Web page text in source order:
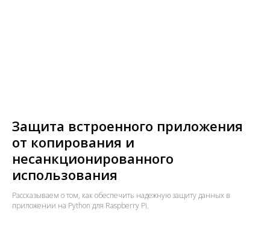
Защита встроенного приложения
от копирования и
несанкционированного
использования
Рассказываем о том, как обеспечить надежную защиту данных в
приложении на Python для Raspberry Pi.